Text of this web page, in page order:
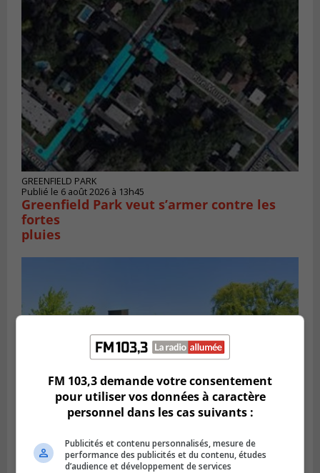
GREENFIELD PARK
Publié le 6 août 2026 à 13h45
Greenfield Park veut s’armer contre les
fortes
pluies
SAINT-HUBERT
Publié le 6 août 2026 à 09h39
Longueuil injecte 1,5 M$ pour moderniser
FM 103,3 demande votre consentement
pour utiliser vos données à caractère
personnel dans les cas suivants :
Publicités et contenu personnalisés, mesure de
performance des publicités et du contenu, études
d’audience et développement de services